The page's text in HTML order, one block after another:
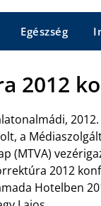
Egészség
2012
a
(MTVA)
2012
Hotelben